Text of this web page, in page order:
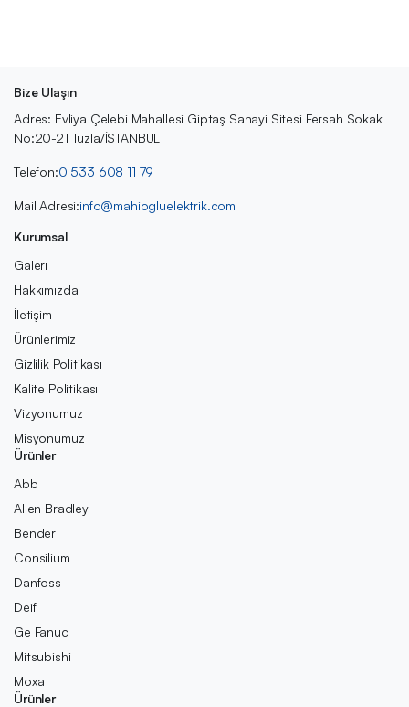
Bize Ulaşın
Adres: Evliya Çelebi Mahallesi Giptaş Sanayi Sitesi Fersah Sokak
No:20-21 Tuzla/İSTANBUL
Telefon:0 533 608 11 79
Mail Adresi:info@mahiogluelektrik.com
Kurumsal
Galeri
Hakkımızda
İletişim
Ürünlerimiz
Gizlilik Politikası
Kalite Politikası
Vizyonumuz
Misyonumuz
Ürünler
Abb
Allen Bradley
Bender
Consilium
Danfoss
Deif
Ge Fanuc
Mitsubishi
Moxa
Ürünler